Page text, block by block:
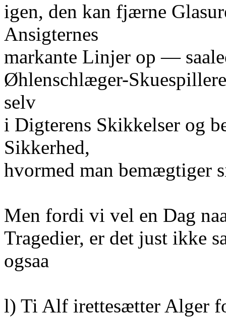
igen, den kan fjærne
Ansigternes
markante Linjer op —
Øhlenschlæger-
selv
i Digterens Skikkelser og
Sikkerhed,
hvormed man bemægtiger
Men fordi vi vel en Dag
Tragedier, er det just ikke
ogsaa
l) Ti Alf irettesætter Alger